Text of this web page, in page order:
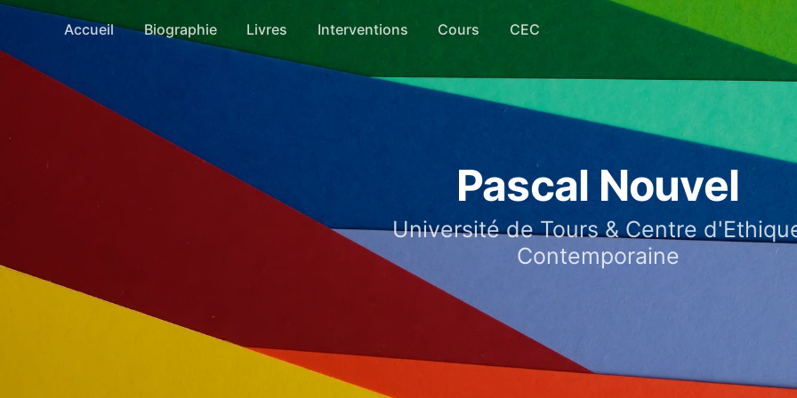
Accueil Biographie Livres Interventions Cours CEC
Pascal Nouvel
Université de Tours & Centre
Contemporaine